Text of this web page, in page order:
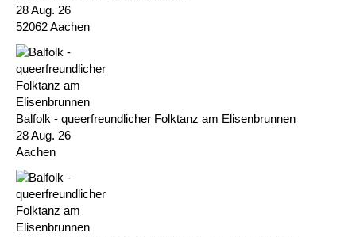
28 Aug. 26
52062 Aachen
Balfolk - queerfreundlicher Folktanz am Elisenbrunnen
28 Aug. 26
Aachen